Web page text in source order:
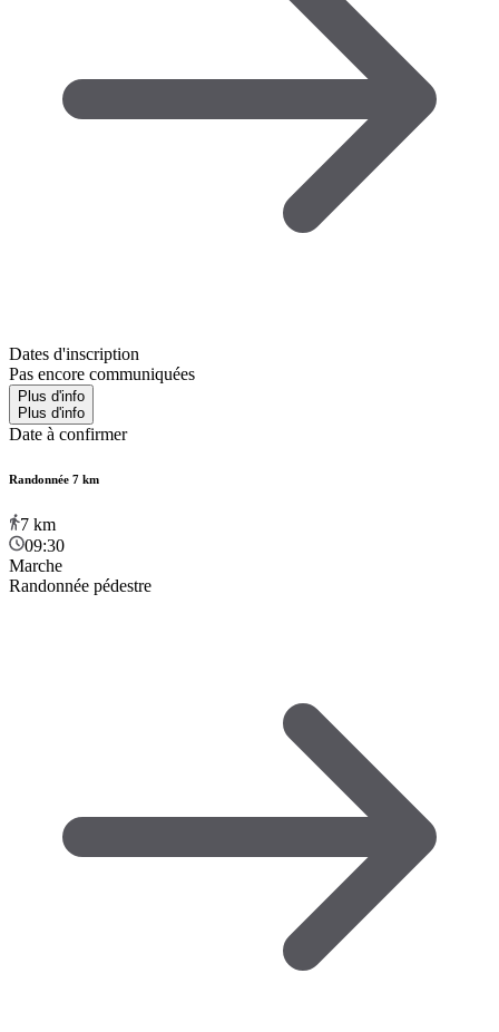
Dates d'inscription
Pas encore communiquées
Plus d'info
Plus d'info
Date à confirmer
Randonnée 7 km
7 km
09:30
Marche
Randonnée pédestre